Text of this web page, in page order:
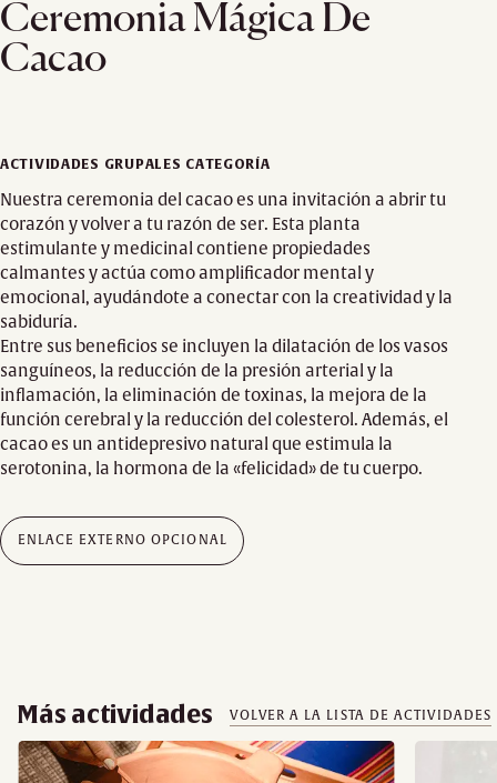
Ceremonia Mágica De
Cacao
ACTIVIDADES GRUPALES CATEGORÍA
Nuestra ceremonia del cacao es una invitación a abrir tu
corazón y volver a tu razón de ser. Esta planta
estimulante y medicinal contiene propiedades
calmantes y actúa como amplificador mental y
emocional, ayudándote a conectar con la creatividad y la
sabiduría.
Entre sus beneficios se incluyen la dilatación de los vasos
sanguíneos, la reducción de la presión arterial y la
inflamación, la eliminación de toxinas, la mejora de la
función cerebral y la reducción del colesterol. Además, el
cacao es un antidepresivo natural que estimula la
serotonina, la hormona de la «felicidad» de tu cuerpo.
ENLACE EXTERNO OPCIONAL
Más actividades VOLVER A LA LISTA DE ACTIVIDADES